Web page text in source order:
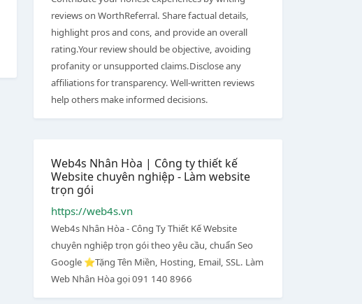
reviews on WorthReferral. Share factual details,
highlight pros and cons, and provide an overall
rating.Your review should be objective, avoiding
profanity or unsupported claims.Disclose any
affiliations for transparency. Well-written reviews
help others make informed decisions.
Web4s Nhân Hòa | Công ty thiết kế
Website chuyên nghiệp - Làm website
trọn gói
https://web4s.vn
Web4s Nhân Hòa - Công Ty Thiết Kế Website
chuyên nghiệp trọn gói theo yêu cầu, chuẩn Seo
Google ⭐Tặng Tên Miền, Hosting, Email, SSL. Làm
Web Nhân Hòa gọi 091 140 8966